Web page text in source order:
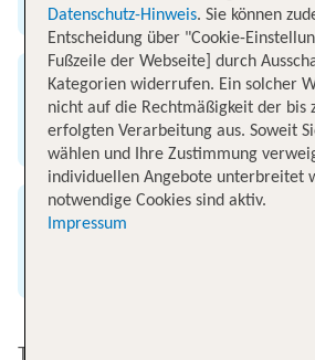
Flughafen Paris
Flugzeit
1 Stunde 45 Minuten
Entfernung
Top Angebote von München nach
Datenschutz-Hinweis. Sie können
Entscheidung über "Cookie-
Fußzeile der Webseite] durch
Kategorien widerrufen. Ein solcher
nicht auf die Rechtmäßigkeit der bis
erfolgten Verarbeitung aus. Soweit
wählen und Ihre Zustimmung
individuellen Angebote unterbreitet
notwendige Cookies sind aktiv.
Impressum